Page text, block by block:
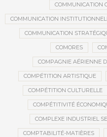
COMMUNICATION
COMMUNICATION
COMMUNICATION
COMORES
COMPAGNIE AÉRIENNE
COMPÉTITION ARTISTIQUE
COMPÉTITION CULTURELLE
COMPÉTITIVITÉ
COMPLEXE INDUSTRIEL
COMPTABILITÉ-MATIÈRES